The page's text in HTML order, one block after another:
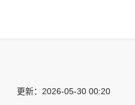
更新： 2026-05-30 00:20